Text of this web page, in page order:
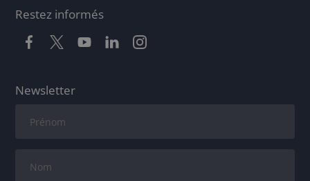
Restez informés
Newsletter